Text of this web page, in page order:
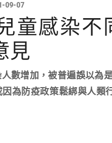
09-07
童感染
見
數增加，被普遍誤以為
為防疫政策鬆綁與人類